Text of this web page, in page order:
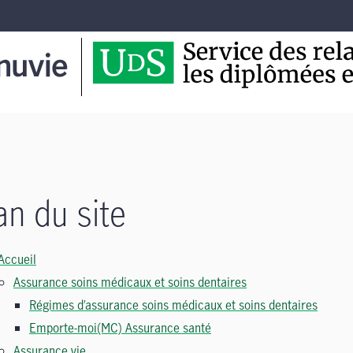
du site
Assurance soins médicaux et soins dentaires
Régimes d’assurance soins médicaux et soins dentaires
Emporte-moi(MC) Assurance santé